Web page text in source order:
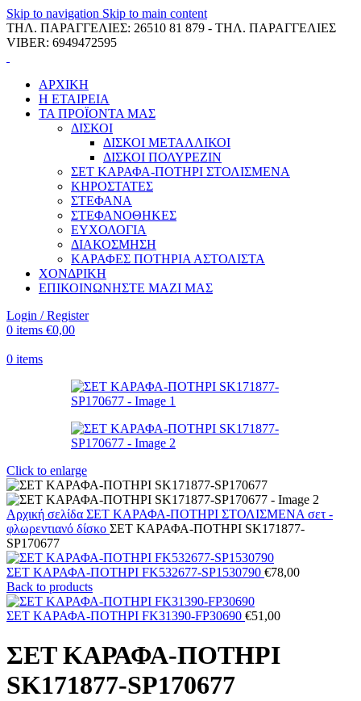
Skip to navigation Skip to main content
ΤΗΛ. ΠΑΡΑΓΓΕΛΙΕΣ: 26510 81 879 - ΤΗΛ. ΠΑΡΑΓΓΕΛΙΕΣ
VIBER: 6949472595
ΑΡΧΙΚΗ
Η ΕΤΑΙΡΕΙΑ
ΤΑ ΠΡΟΪΟΝΤΑ ΜΑΣ
ΔΙΣΚΟΙ
ΔΙΣΚΟΙ ΜΕΤΑΛΛΙΚΟΙ
ΔΙΣΚΟΙ ΠΟΛΥΡΕΖΙΝ
ΣΕΤ ΚΑΡΑΦΑ-ΠΟΤΗΡΙ ΣΤΟΛΙΣΜΕΝΑ
ΚΗΡΟΣΤΑΤΕΣ
ΣΤΕΦΑΝΑ
ΣΤΕΦΑΝΟΘΗΚΕΣ
ΕΥΧΟΛΟΓΙΑ
ΔΙΑΚΟΣΜΗΣΗ
ΚΑΡΑΦΕΣ ΠΟΤΗΡΙΑ ΑΣΤΟΛΙΣΤΑ
ΧΟΝΔΡΙΚΗ
ΕΠΙΚΟΙΝΩΝΗΣΤΕ ΜΑΖΙ ΜΑΣ
Login / Register
0 items €0,00
0 items
Click to enlarge
Αρχική σελίδα ΣΕΤ ΚΑΡΑΦΑ-ΠΟΤΗΡΙ ΣΤΟΛΙΣΜΕΝΑ σετ -
φλωρεντιανό δίσκο ΣΕΤ ΚΑΡΑΦΑ-ΠΟΤΗΡΙ SK171877-
SP170677
ΣΕΤ ΚΑΡΑΦΑ-ΠΟΤΗΡΙ FK532677-SP1530790 €78,00
Back to products
ΣΕΤ ΚΑΡΑΦΑ-ΠΟΤΗΡΙ FK31390-FP30690 €51,00
ΣΕΤ ΚΑΡΑΦΑ-ΠΟΤΗΡΙ
SK171877-SP170677